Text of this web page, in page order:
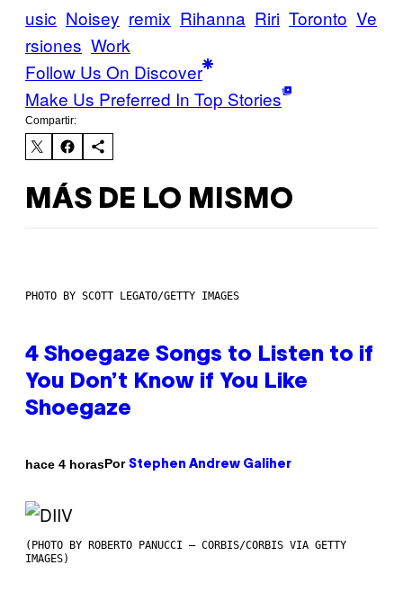
usic Noisey remix Rihanna Riri Toronto Ve
rsiones Work
Follow Us On Discover
Make Us Preferred In Top Stories
Compartir:
MÁS DE LO MISMO
PHOTO BY SCOTT LEGATO/GETTY IMAGES
4 Shoegaze Songs to Listen to if
You Don’t Know if You Like
Shoegaze
hace 4 horasPor Stephen Andrew Galiher
(PHOTO BY ROBERTO PANUCCI – CORBIS/CORBIS VIA GETTY
IMAGES)